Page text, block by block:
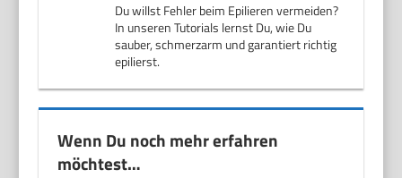
Du willst Fehler beim Epilieren vermeiden?
In unseren Tutorials lernst Du, wie Du
sauber, schmerzarm und garantiert richtig
epilierst.
Wenn Du noch mehr erfahren
möchtest…